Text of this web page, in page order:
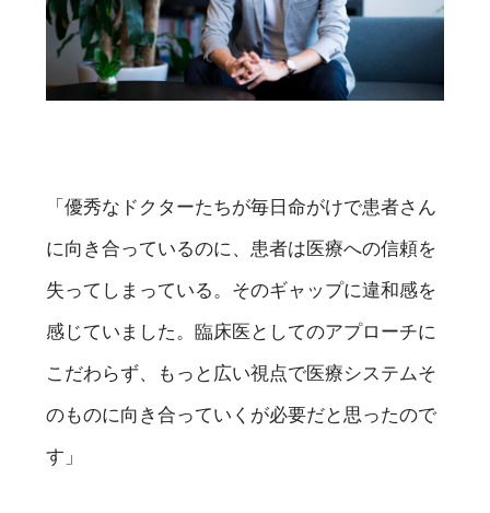
「優秀なドクターたちが毎日命がけで患者さん
に向き合っているのに、患者は医療への信頼を
失ってしまっている。そのギャップに違和感を
感じていました。臨床医としてのアプローチに
こだわらず、もっと広い視点で医療システムそ
のものに向き合っていくが必要だと思ったので
す」